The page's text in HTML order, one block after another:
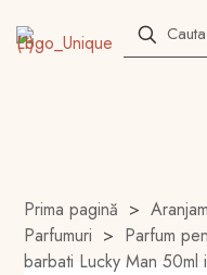
Prima pagină >
Parfumuri > Parfum
barbati Lucky Man